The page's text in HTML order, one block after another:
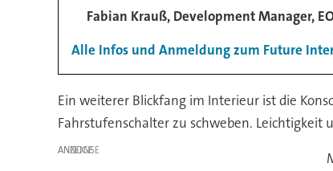
Fabian Krauß, Development Manager,
Alle Infos und Anmeldung zum Future
Ein weiterer Blickfang im Interieur ist die
Fahrstufenschalter zu schweben. Leichtigkeit
ANZEIGE